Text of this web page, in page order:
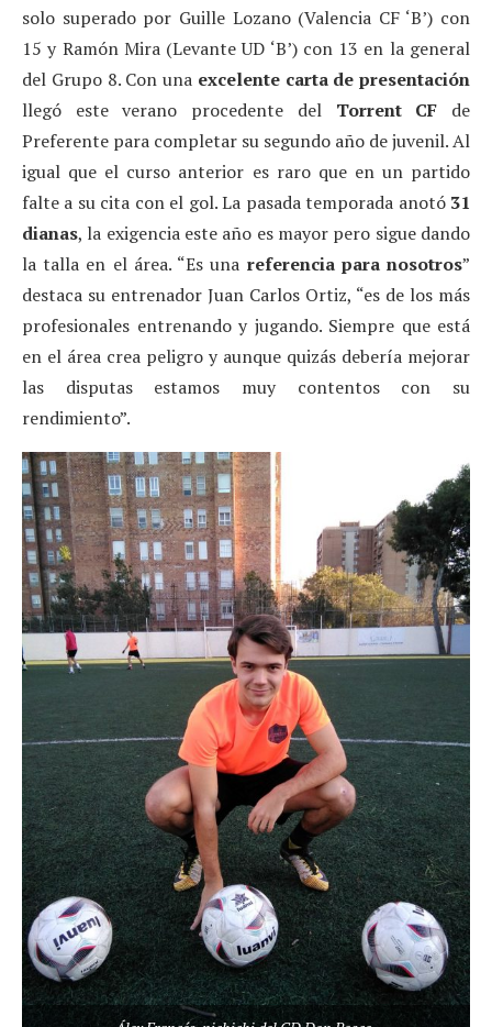
solo superado por Guille Lozano (Valencia CF ‘B’) con
15 y Ramón Mira (Levante UD ‘B’) con 13 en la general
del Grupo 8. Con una excelente carta de presentación
llegó este verano procedente del Torrent CF de
Preferente para completar su segundo año de juvenil. Al
igual que el curso anterior es raro que en un partido
falte a su cita con el gol. La pasada temporada anotó 31
dianas, la exigencia este año es mayor pero sigue dando
la talla en el área. “Es una referencia para nosotros”
destaca su entrenador Juan Carlos Ortiz, “es de los más
profesionales entrenando y jugando. Siempre que está
en el área crea peligro y aunque quizás debería mejorar
las disputas estamos muy contentos con su
rendimiento”.